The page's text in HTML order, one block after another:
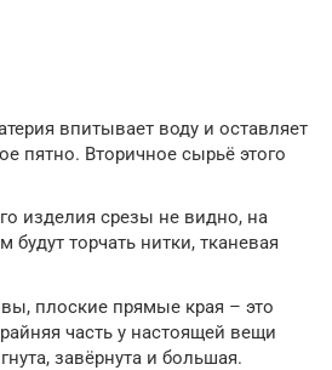
впитывает воду и оставляет
пятно. Вторичное сырьё этого
изделия срезы не видно, на
будут торчать нитки, тканевая
плоские прямые края – это
часть у настоящей вещи
завёрнута и большая.